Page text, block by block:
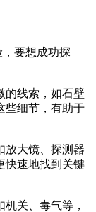
要想成功探
的线索，如石壁
些细节，有助于
放大镜、探测器
快速地找到关键
关、毒气等，